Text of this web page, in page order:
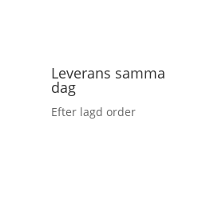
Leverans samma
dag
Efter lagd order